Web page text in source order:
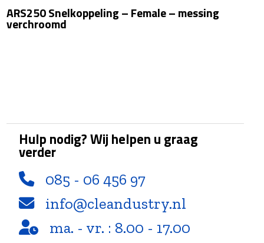
aantal
ARS250 Snelkoppeling – Female – messing
verchroomd
Hulp nodig? Wij helpen u graag
verder
085 - 06 456 97
info@cleandustry.nl
ma. - vr. : 8.00 - 17.00